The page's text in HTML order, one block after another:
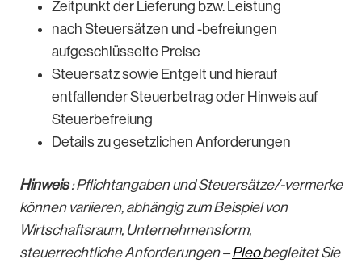
Zeitpunkt der Lieferung bzw. Leistung
nach Steuersätzen und -befreiungen
aufgeschlüsselte Preise
Steuersatz sowie Entgelt und hierauf
entfallender Steuerbetrag oder Hinweis auf
Steuerbefreiung
Details zu gesetzlichen Anforderungen
Hinweis: Pflichtangaben und Steuersätze/-vermerke
können variieren, abhängig zum Beispiel von
Wirtschaftsraum, Unternehmensform,
steuerrechtliche Anforderungen –Pleobegleitet Sie